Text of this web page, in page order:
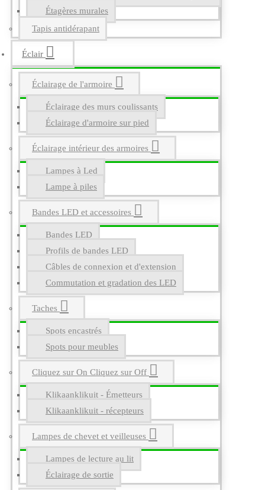
Étagères murales
Tapis antidérapant
Éclair
Éclairage de l'armoire
Éclairage des murs coulissants
Éclairage d'armoire sur pied
Éclairage intérieur des armoires
Lampes à Led
Lampe à piles
Bandes LED et accessoires
Bandes LED
Profils de bandes LED
Câbles de connexion et d'extension
Commutation et gradation des LED
Taches
Spots encastrés
Spots pour meubles
Cliquez sur On Cliquez sur Off
Klikaanklikuit - Émetteurs
Klikaanklikuit - récepteurs
Lampes de chevet et veilleuses
Lampes de lecture au lit
Éclairage de sortie